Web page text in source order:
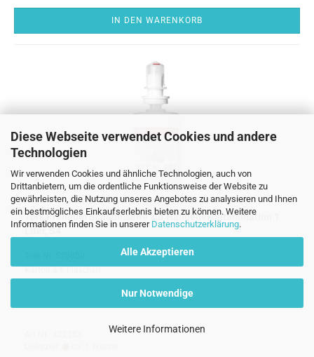
Diese Webseite verwendet Cookies und andere
Technologien
Wir verwenden Cookies und ähnliche Technologien, auch von
Drittanbietern, um die ordentliche Funktionsweise der Website zu
gewährleisten, die Nutzung unseres Angebotes zu analysieren und Ihnen
ein bestmögliches Einkaufserlebnis bieten zu können. Weitere
Informationen finden Sie in unserer Datenschutzerklärung.
Alle Akzeptieren
Nur Notwendige
Weitere Informationen
IN DEN WARENKORB
Tork Premium Schaumseife zur Händedekontamination 1
Liter, S4